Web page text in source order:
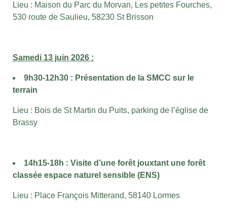
Lieu : Maison du Parc du Morvan, Les petites Fourches,
530 route de Saulieu, 58230 St Brisson
Samedi 13 juin 2026 :
9h30-12h30 : Présentation de la SMCC sur le
terrain
Lieu : Bois de St Martin du Puits, parking de l’église de
Brassy
14h15-18h : Visite d’une forêt jouxtant une forêt
classée espace naturel sensible (ENS)
Lieu : Place François Mitterand, 58140 Lormes